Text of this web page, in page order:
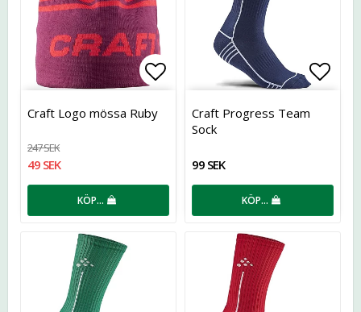
Lägg till i favoritlistan
Craft Logo mössa Ruby
247 SEK
49 SEK
KÖP…
Craft Progress Team
Sock
99 SEK
KÖP…